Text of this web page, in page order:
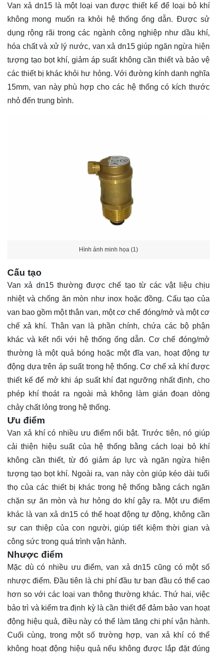
Van xả dn15 là một loại van được thiết kế để loại bỏ khí
không mong muốn ra khỏi hệ thống ống dẫn. Được sử
dụng rộng rãi trong các ngành công nghiệp như dầu khí,
hóa chất và xử lý nước, van xả dn15 giúp ngăn ngừa hiện
tượng tạo bọt khí, giảm áp suất không cần thiết và bảo vệ
các thiết bị khác khỏi hư hỏng. Với đường kính danh nghĩa
15mm, van này phù hợp cho các hệ thống có kích thước
nhỏ đến trung bình.
Hình ảnh minh họa (1)
Cấu tạo
Van xả dn15 thường được chế tạo từ các vật liệu chịu
nhiệt và chống ăn mòn như inox hoặc đồng. Cấu tạo của
van bao gồm một thân van, một cơ chế đóng/mở và một cơ
chế xả khí. Thân van là phần chính, chứa các bộ phận
khác và kết nối với hệ thống ống dẫn. Cơ chế đóng/mở
thường là một quả bóng hoặc một đĩa van, hoạt động tự
động dựa trên áp suất trong hệ thống. Cơ chế xả khí được
thiết kế để mở khi áp suất khí đạt ngưỡng nhất định, cho
phép khí thoát ra ngoài mà không làm gián đoạn dòng
chảy chất lỏng trong hệ thống.
Ưu điểm
Van xả khí có nhiều ưu điểm nổi bật. Trước tiên, nó giúp
cải thiện hiệu suất của hệ thống bằng cách loại bỏ khí
không cần thiết, từ đó giảm áp lực và ngăn ngừa hiện
tượng tạo bọt khí. Ngoài ra, van này còn giúp kéo dài tuổi
thọ của các thiết bị khác trong hệ thống bằng cách ngăn
chặn sự ăn mòn và hư hỏng do khí gây ra. Một ưu điểm
khác là van xả dn15 có thể hoạt động tự động, không cần
sự can thiệp của con người, giúp tiết kiệm thời gian và
công sức trong quá trình vận hành.
Nhược điểm
Mặc dù có nhiều ưu điểm, van xả dn15 cũng có một số
nhược điểm. Đầu tiên là chi phí đầu tư ban đầu có thể cao
hơn so với các loại van thông thường khác. Thứ hai, việc
bảo trì và kiểm tra định kỳ là cần thiết để đảm bảo van hoạt
động hiệu quả, điều này có thể làm tăng chi phí vận hành.
Cuối cùng, trong một số trường hợp, van xả khí có thể
không hoạt động hiệu quả nếu không được lắp đặt đúng